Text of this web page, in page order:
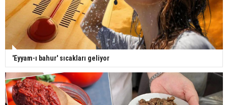
'Eyyam-ı bahur' sıcakları geliyor